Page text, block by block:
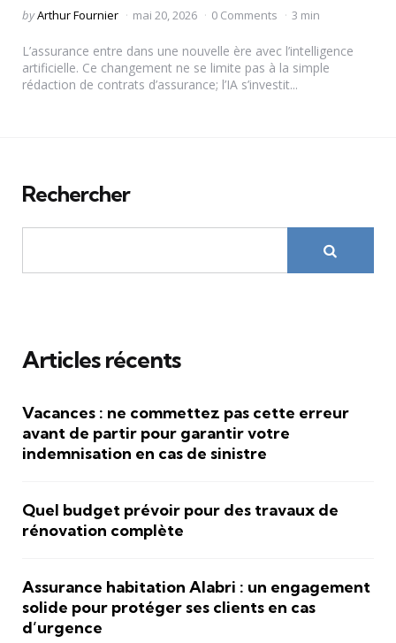
Posted
byArthur Fournier mai 20, 2026 0 Comments 3 min
L’assurance entre dans une nouvelle ère avec l’intelligence
artificielle. Ce changement ne se limite pas à la simple
rédaction de contrats d’assurance; l’IA s’investit...
Rechercher
Articles récents
Vacances : ne commettez pas cette erreur
avant de partir pour garantir votre
indemnisation en cas de sinistre
Quel budget prévoir pour des travaux de
rénovation complète
Assurance habitation Alabri : un engagement
solide pour protéger ses clients en cas
d’urgence